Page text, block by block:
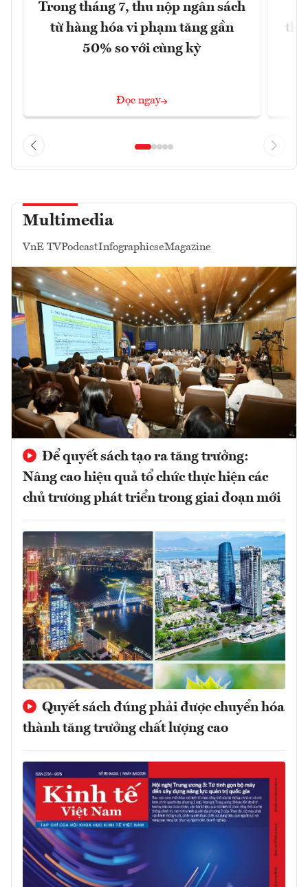
Trong tháng 7, thu nộp ngân sách
từ hàng hóa vi phạm tăng gần
50% so với cùng kỳ
Đọc ngay
Multimedia
VnE TVPodcastInfographicseMagazine
Để quyết sách tạo ra tăng trưởng:
Nâng cao hiệu quả tổ chức thực hiện các
chủ trương phát triển trong giai đoạn mới
Quyết sách đúng phải được chuyển hóa
thành tăng trưởng chất lượng cao